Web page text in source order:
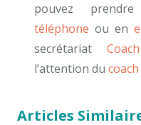
pouvez
téléphone ou en
secrétariat Coach
l’attention du
Articles